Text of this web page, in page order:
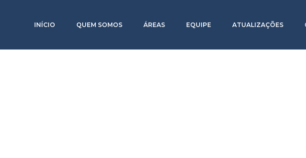
INÍCIO QUEM SOMOS ÁREAS EQUIPE ATUALIZAÇÕES